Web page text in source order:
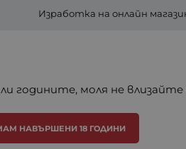
Изработка на онлайн
годините, моля не
НАВЪРШЕНИ 18 ГОДИНИ